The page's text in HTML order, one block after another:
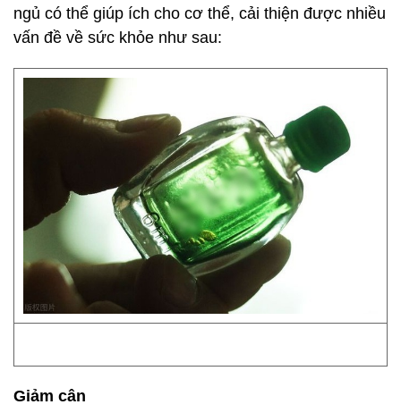
ngủ có thể giúp ích cho cơ thể, cải thiện được nhiều
vấn đề về sức khỏe như sau:
Giảm cân